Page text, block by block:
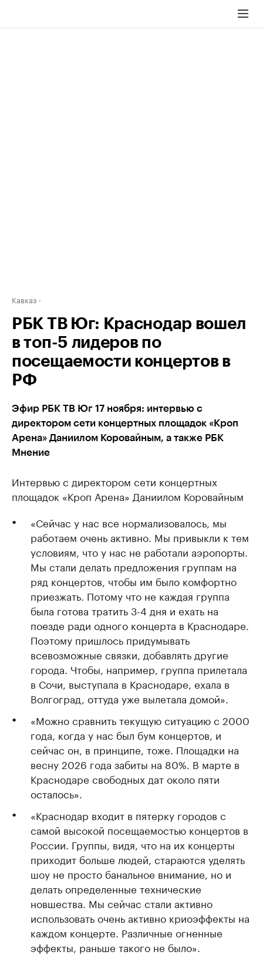
Кавказ
РБК ТВ Юг: Краснодар вошел
в топ-5 лидеров по
посещаемости концертов в
РФ
Эфир РБК ТВ Юг 17 ноября: интервью с
директором сети концертных площадок «Кроп
Арена» Даниилом Коровайным, а также РБК
Мнение
Интервью с директором сети концертных
площадок «Кроп Арена» Даниилом Коровайным
«Сейчас у нас все нормализовалось, мы
работаем очень активно. Мы привыкли к тем
условиям, что у нас не работали аэропорты.
Мы стали делать предложения группам на
ряд концертов, чтобы им было комфортно
приезжать. Потому что не каждая группа
была готова тратить 3-4 дня и ехать на
поезде ради одного концерта в Краснодаре.
Поэтому пришлось придумывать
всевозможные связки, добавлять другие
города. Чтобы, например, группа прилетала
в Сочи, выступала в Краснодаре, ехала в
Волгоград, оттуда уже вылетала домой».
«Можно сравнить текущую ситуацию с 2000
года, когда у нас был бум концертов, и
сейчас он, в принципе, тоже. Площадки на
весну 2026 года забиты на 80%. В марте в
Краснодаре свободных дат около пяти
осталось».
«Краснодар входит в пятерку городов с
самой высокой посещаемостью концертов в
России. Группы, видя, что на их концерты
приходит больше людей, стараются уделять
шоу не просто банальное внимание, но и
делать определенные технические
новшества. Мы сейчас стали активно
использовать очень активно криоэффекты на
каждом концерте. Различные огненные
эффекты, раньше такого не было».